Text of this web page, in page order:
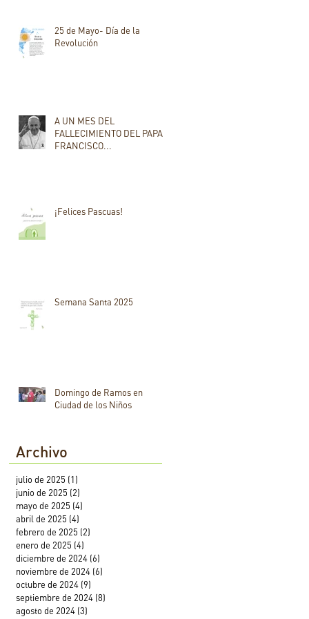
25 de Mayo- Día de la
Revolución
A UN MES DEL
FALLECIMIENTO DEL PAPA
FRANCISCO...
¡Felices Pascuas!
Semana Santa 2025
Domingo de Ramos en
Ciudad de los Niños
Archivo
julio de 2025 (1)
junio de 2025 (2)
mayo de 2025 (4)
abril de 2025 (4)
febrero de 2025 (2)
enero de 2025 (4)
diciembre de 2024 (6)
noviembre de 2024 (6)
octubre de 2024 (9)
septiembre de 2024 (8)
agosto de 2024 (3)